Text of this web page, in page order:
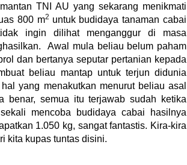
TNI AU yang sekarang menikmati
800 m2 untuk budidaya tanaman cabai
ingin dilihat menganggur di masa
Awal mula beliau belum paham
dan bertanya seputar pertanian kepada
beliau mantap untuk terjun didunia
yang menakutkan menurut beliau asal
benar, semua itu terjawab sudah ketika
mencoba budidaya cabai hasilnya
1.050 kg, sangat fantastis. Kira-kira
kita kupas tuntas disini.